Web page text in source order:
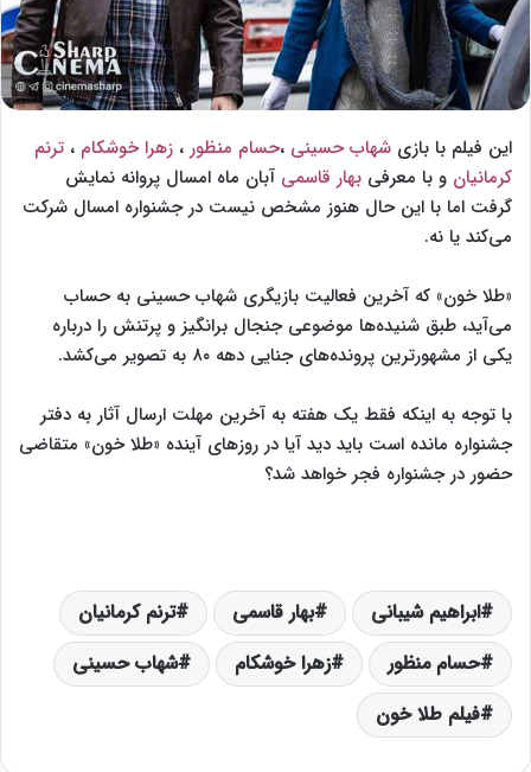
این فیلم با بازی شهاب حسینی ،حسام منظور ، زهرا خوشکام ، ترنم
کرمانیان و با معرفی بهار قاسمی آبان ماه امسال پروانه نمایش
گرفت اما با این حال هنوز مشخص نیست در جشنواره امسال شرکت
می‌کند یا نه.
«طلا خون» که آخرین فعالیت بازیگری شهاب حسینی به حساب
می‌آید، طبق شنیده‌ها موضوعی جنجال برانگیز و پرتنش را درباره
یکی از مشهورترین پرونده‌های جنایی دهه ۸۰ به تصویر می‌کشد.
با توجه به اینکه فقط یک هفته به آخرین مهلت ارسال آثار به دفتر
جشنواره مانده است باید دید آیا در روزهای آینده «طلا خون» متقاضی
حضور در جشنواره فجر خواهد شد؟
ابراهیم شیبانی بهار قاسمی
ترنم کرمانیان
حسام منظور
زهرا خوشکام
شهاب حسینی
فیلم طلا خون